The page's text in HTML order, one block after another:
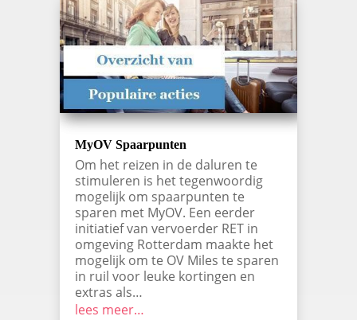
MyOV Spaarpunten
Om het reizen in de daluren te
stimuleren is het tegenwoordig
mogelijk om spaarpunten te
sparen met MyOV. Een eerder
initiatief van vervoerder RET in
omgeving Rotterdam maakte het
mogelijk om te OV Miles te sparen
in ruil voor leuke kortingen en
extras als…
lees meer…